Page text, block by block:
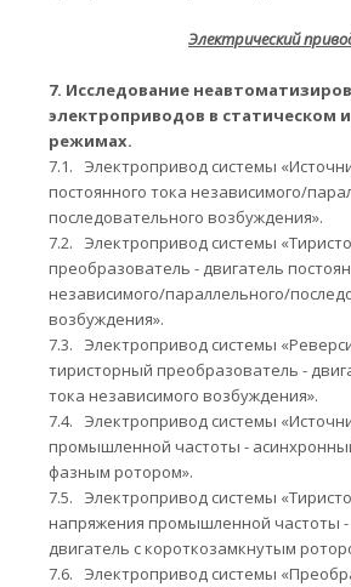
Электрический
7. Исследование
электроприводов в статическом
режимах.
7.1.
Электропривод системы
постоянного тока независимого/
последовательного возбуждения».
7.2.
Электропривод системы
преобразователь - двигатель
независимого/параллельного/
возбуждения».
7.3.
Электропривод системы
тиристорный преобразователь -
тока независимого возбуждения».
7.4.
Электропривод системы
промышленной частоты -
фазным ротором».
7.5.
Электропривод системы
напряжения промышленной частоты
двигатель с короткозамкнутым
7.6.
Электропривод системы